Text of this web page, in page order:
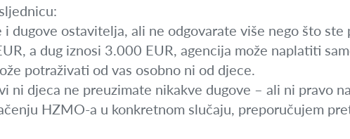
dugove ostavitelja, ali ne odgovarate više nego što ste
a dug iznosi 3.000 EUR, agencija može naplatiti
potraživati od vas osobno ni od djece.
ni djeca ne preuzimate nikakve dugove – ali ni pravo
HZMO-a u konkretnom slučaju, preporučujem